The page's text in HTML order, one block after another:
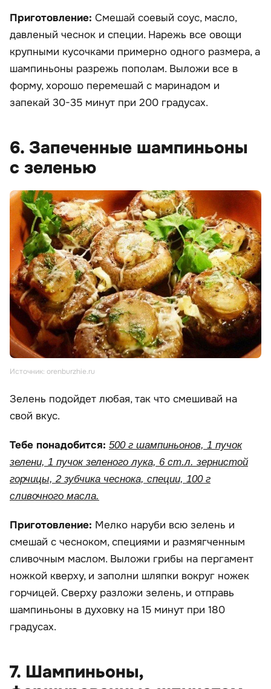
Приготовление: Смешай соевый соус, масло,
давленый чеснок и специи. Нарежь все овощи
крупными кусочками примерно одного размера, а
шампиньоны разрежь пополам. Выложи все в
форму, хорошо перемешай с маринадом и
запекай 30-35 минут при 200 градусах.
6. Запеченные шампиньоны
с зеленью
Источник: orenburzhie.ru
Зелень подойдет любая, так что смешивай на
свой вкус.
Тебе понадобится: 500 г шампиньонов, 1 пучок
зелени, 1 пучок зеленого лука, 6 ст.л. зернистой
горчицы, 2 зубчика чеснока, специи, 100 г
сливочного масла.
Приготовление: Мелко наруби всю зелень и
смешай с чесноком, специями и размягченным
сливочным маслом. Выложи грибы на пергамент
ножкой кверху, и заполни шляпки вокруг ножек
горчицей. Сверху разложи зелень, и отправь
шампиньоны в духовку на 15 минут при 180
градусах.
7. Шампиньоны,